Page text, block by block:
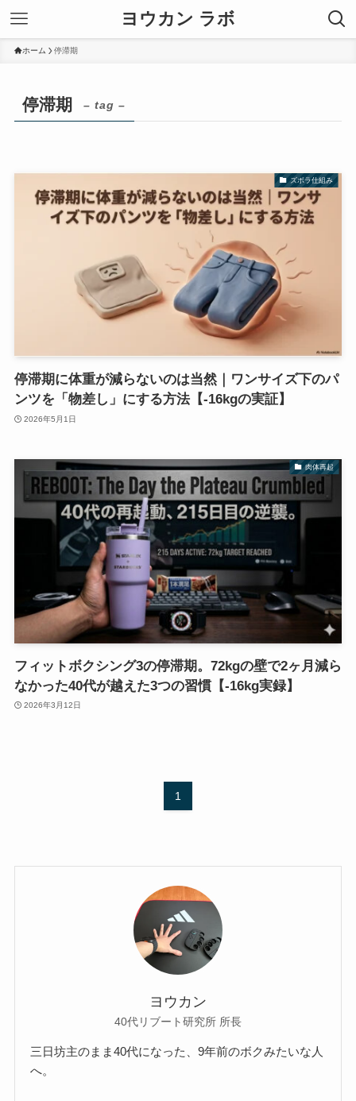
ヨウカン ラボ
ホーム 停滞期
停滞期 – tag –
ズボラ仕組み
停滞期に体重が減らないのは当然｜ワンサイズ下のパ
ンツを「物差し」にする方法【-16kgの実証】
2026年5月1日
肉体再起
フィットボクシング3の停滞期。72kgの壁で2ヶ月減ら
なかった40代が越えた3つの習慣【-16kg実録】
2026年3月12日
1
ヨウカン
40代リブート研究所 所長
三日坊主のまま40代になった、9年前のボクみたいな人
へ。